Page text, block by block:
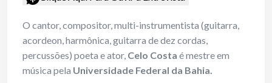
O cantor, compositor, multi-instrumentista (guitarra,
acordeon, harmônica, guitarra de dez cordas,
percussões) poeta e ator, Celo Costa é mestre em
música pela Universidade Federal da Bahia.